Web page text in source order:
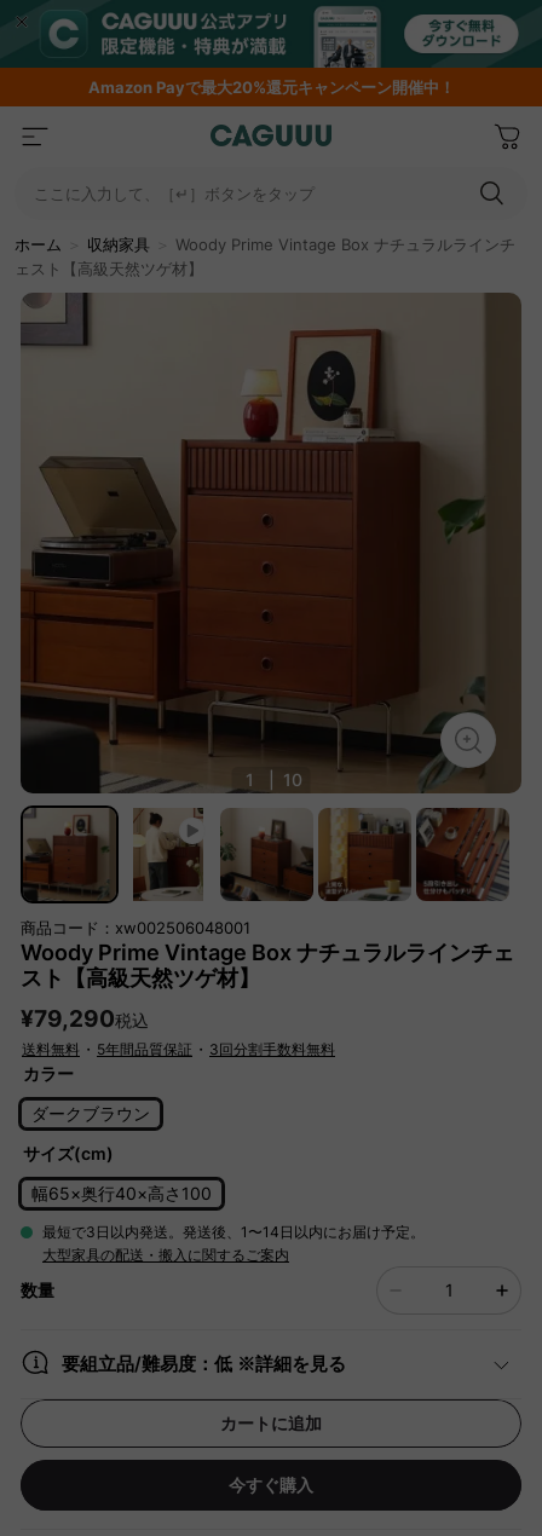
AmazonPayで最大20%還元キャンペーン開催中！
ここに入力して、［↵］ボタンをタップ
ホーム 収納家具
Woody Prime Vintage Box ナチュラルラインチ
ェスト【高級天然ツゲ材】
1 10
商品コード：xw002506048001
Woody Prime Vintage Box ナチュラルラインチェ
スト【高級天然ツゲ材】
¥79,290税込
送料無料 ・ 5年間品質保証 ・ 3回分割手数料無料
カラー
ダークブラウン
サイズ(cm)
幅65×奥行40×高さ100
最短で3日以内発送。発送後、1〜14日以内にお届け予定。
大型家具の配送・搬入に関するご案内
数量
要組立品/難易度：低 ※詳細を見る
カートに追加
今すぐ購入